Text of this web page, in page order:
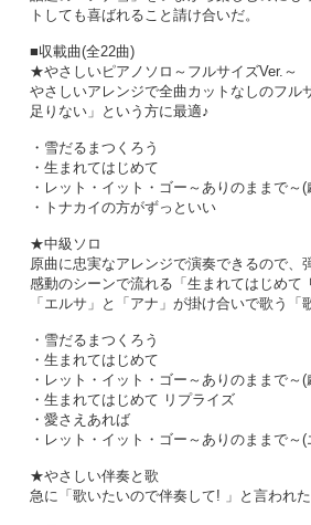
トしても喜ばれること請け合いだ。
■収載曲(全22曲)
★やさしいピアノソロ～フルサイズVer.～
やさしいアレンジで全曲カットなしのフ
足りない」という方に最適♪
・雪だるまつくろう
・生まれてはじめて
・レット・イット・ゴー～ありのままで～
・トナカイの方がずっといい
★中級ソロ
原曲に忠実なアレンジで演奏できるので、
感動のシーンで流れる「生まれてはじめて
「エルサ」と「アナ」が掛け合いで歌う
・雪だるまつくろう
・生まれてはじめて
・レット・イット・ゴー～ありのままで～
・生まれてはじめて リプライズ
・愛さえあれば
・レット・イット・ゴー～ありのままで～
★やさしい伴奏と歌
急に「歌いたいので伴奏して! 」と言われ